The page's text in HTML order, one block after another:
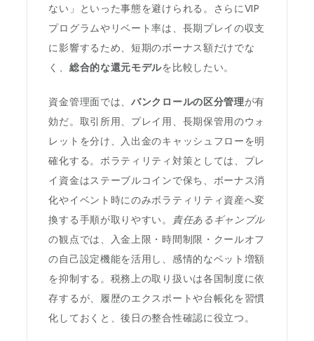
ない」といった事態を避けられる。さらにVIP
プログラムやリベート率は、長期プレイの収支
に影響するため、短期のボーナス額だけでな
く、 総合的な還元モデルを比較したい。
資金管理面では、バンクロールの区分管理が有
効だ。取引所用、プレイ用、長期保管用のウォ
レットを分け、入出金のキャッシュフローを明
確化する。ボラティリティ対策としては、プレ
イ資金はステーブルコインで保ち、ボーナス消
化やイベント時にのみボラティリティ資産へ変
換する手順が取りやすい。 責任あるギャンブル
の観点では、入金上限・時間制限・クールオフ
の自己設定機能を活用し、感情的なベット増額
を抑制する。税務上の取り扱いは各国制度に依
存するが、履歴のエクスポートや台帳化を習慣
化しておくと、後日の整合性確認に役立つ。